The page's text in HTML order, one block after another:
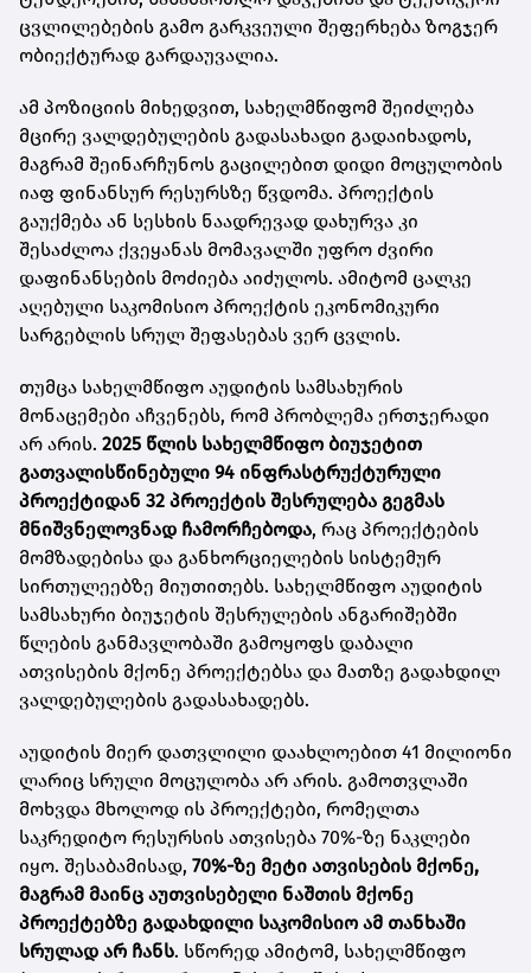
ცვლილებების გამო გარკვეული შეფერხება ზოგჯერ
ობიექტურად გარდაუვალია.
ამ პოზიციის მიხედვით, სახელმწიფომ შეიძლება
მცირე ვალდებულების გადასახადი გადაიხადოს,
მაგრამ შეინარჩუნოს გაცილებით დიდი მოცულობის
იაფ ფინანსურ რესურსზე წვდომა. პროექტის
გაუქმება ან სესხის ნაადრევად დახურვა კი
შესაძლოა ქვეყანას მომავალში უფრო ძვირი
დაფინანსების მოძიება აიძულოს. ამიტომ ცალკე
აღებული საკომისიო პროექტის ეკონომიკური
სარგებლის სრულ შეფასებას ვერ ცვლის.
თუმცა სახელმწიფო აუდიტის სამსახურის
მონაცემები აჩვენებს, რომ პრობლემა ერთჯერადი
არ არის. 2025 წლის სახელმწიფო ბიუჯეტით
გათვალისწინებული 94 ინფრასტრუქტურული
პროექტიდან 32 პროექტის შესრულება გეგმას
მნიშვნელოვნად ჩამორჩებოდა, რაც პროექტების
მომზადებისა და განხორციელების სისტემურ
სირთულეებზე მიუთითებს. სახელმწიფო აუდიტის
სამსახური ბიუჯეტის შესრულების ანგარიშებში
წლების განმავლობაში გამოყოფს დაბალი
ათვისების მქონე პროექტებსა და მათზე გადახდილ
ვალდებულების გადასახადებს.
აუდიტის მიერ დათვლილი დაახლოებით 41 მილიონი
ლარიც სრული მოცულობა არ არის. გამოთვლაში
მოხვდა მხოლოდ ის პროექტები, რომელთა
საკრედიტო რესურსის ათვისება 70%-ზე ნაკლები
იყო. შესაბამისად, 70%-ზე მეტი ათვისების მქონე,
მაგრამ მაინც აუთვისებელი ნაშთის მქონე
პროექტებზე გადახდილი საკომისიო ამ თანხაში
სრულად არ ჩანს. სწორედ ამიტომ, სახელმწიფო